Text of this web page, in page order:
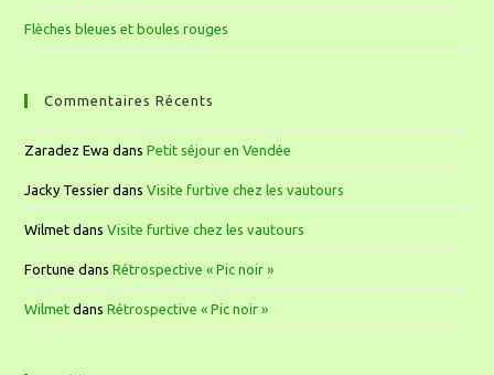
Flèches bleues et boules rouges
Commentaires Récents
Zaradez Ewa dansPetit séjour en Vendée
Jacky Tessier dansVisite furtive chez les vautours
Wilmet dansVisite furtive chez les vautours
Fortune dansRétrospective « Pic noir »
Wilmet dansRétrospective « Pic noir »